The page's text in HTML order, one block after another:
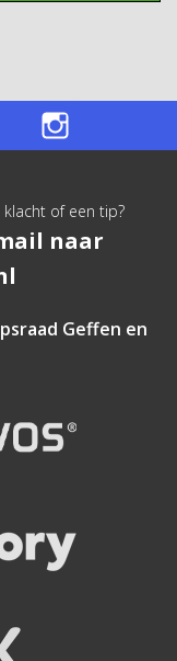
klacht of een tip?
naar
Geffen en